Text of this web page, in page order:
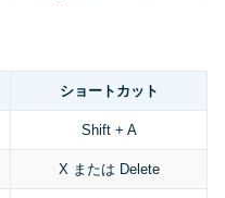
ショートカット
Shift + A
X または Delete